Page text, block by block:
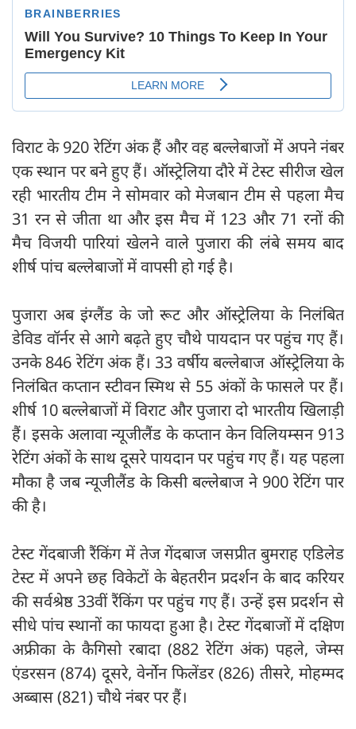
विराट के 920 रेटिंग अंक हैं और वह बल्लेबाजों में अपने नंबर
एक स्थान पर बने हुए हैं। ऑस्ट्रेलिया दौरे में टेस्ट सीरीज खेल
रही भारतीय टीम ने सोमवार को मेजबान टीम से पहला मैच
31 रन से जीता था और इस मैच में 123 और 71 रनों की
मैच विजयी पारियां खेलने वाले पुजारा की लंबे समय बाद
शीर्ष पांच बल्लेबाजों में वापसी हो गई है।
पुजारा अब इंग्लैंड के जो रूट और ऑस्ट्रेलिया के निलंबित
डेविड वॉर्नर से आगे बढ़ते हुए चौथे पायदान पर पहुंच गए हैं।
उनके 846 रेटिंग अंक हैं। 33 वर्षीय बल्लेबाज ऑस्ट्रेलिया के
निलंबित कप्तान स्टीवन स्मिथ से 55 अंकों के फासले पर हैं।
शीर्ष 10 बल्लेबाजों में विराट और पुजारा दो भारतीय खिलाड़ी
हैं। इसके अलावा न्यूजीलैंड के कप्तान केन विलियम्सन 913
रेटिंग अंकों के साथ दूसरे पायदान पर पहुंच गए हैं। यह पहला
मौका है जब न्यूजीलैंड के किसी बल्लेबाज ने 900 रेटिंग पार
की है।
टेस्ट गेंदबाजी रैंकिंग में तेज गेंदबाज जसप्रीत बुमराह एडिलेड
टेस्ट में अपने छह विकेटों के बेहतरीन प्रदर्शन के बाद करियर
की सर्वश्रेष्ठ 33वीं रैंकिंग पर पहुंच गए हैं। उन्हें इस प्रदर्शन से
सीधे पांच स्थानों का फायदा हुआ है। टेस्ट गेंदबाजों में दक्षिण
अफ्रीका के कैगिसो रबादा (882 रेटिंग अंक) पहले, जेम्स
एंडरसन (874) दूसरे, वेर्नोन फिलेंडर (826) तीसरे, मोहम्मद
अब्बास (821) चौथे नंबर पर हैं।